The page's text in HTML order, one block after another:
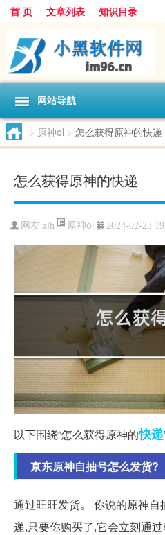
首 页 文章列表 知识目录
网站导航
> 原神ol > 怎么获得原神的快递
怎么获得原神的快递
网友:zlh 原神ol 2024-02-23
以下围绕“怎么获得原神的快递
京东原神自抽号怎么发货?
通过旺旺发货。 你说的原神
递,只要你购买了,它会立刻通